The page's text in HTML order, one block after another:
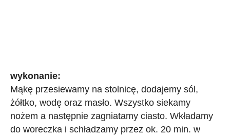
wykonanie:
Mąkę przesiewamy na stolnicę, dodajemy sól,
żółtko, wodę oraz masło. Wszystko siekamy
nożem a następnie zagniatamy ciasto. Wkładamy
do woreczka i schładzamy przez ok. 20 min. w